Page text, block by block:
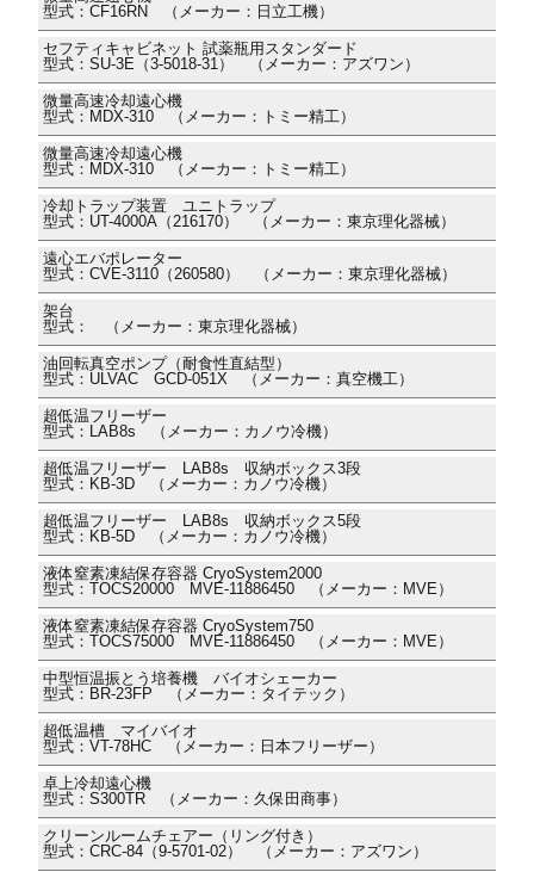
型式：CF16RN （メーカー：日立工機）
セフティキャビネット 試薬瓶用スタンダード
型式：SU-3E（3-5018-31） （メーカー：アズワン）
微量高速冷却遠心機
型式：MDX-310 （メーカー：トミー精工）
微量高速冷却遠心機
型式：MDX-310 （メーカー：トミー精工）
冷却トラップ装置 ユニトラップ
型式：UT-4000A（216170） （メーカー：東京理化器械）
遠心エバポレーター
型式：CVE-3110（260580） （メーカー：東京理化器械）
架台
型式： （メーカー：東京理化器械）
油回転真空ポンプ（耐食性直結型）
型式：ULVAC GCD-051X （メーカー：真空機工）
超低温フリーザー
型式：LAB8s （メーカー：カノウ冷機）
超低温フリーザー LAB8s 収納ボックス3段
型式：KB-3D （メーカー：カノウ冷機）
超低温フリーザー LAB8s 収納ボックス5段
型式：KB-5D （メーカー：カノウ冷機）
液体窒素凍結保存容器 CryoSystem2000
型式：TOCS20000 MVE-11886450 （メーカー：MVE）
液体窒素凍結保存容器 CryoSystem750
型式：TOCS75000 MVE-11886450 （メーカー：MVE）
中型恒温振とう培養機 バイオシェーカー
型式：BR-23FP （メーカー：タイテック）
超低温槽 マイバイオ
型式：VT-78HC （メーカー：日本フリーザー）
卓上冷却遠心機
型式：S300TR （メーカー：久保田商事）
クリーンルームチェアー（リング付き）
型式：CRC-84（9-5701-02） （メーカー：アズワン）